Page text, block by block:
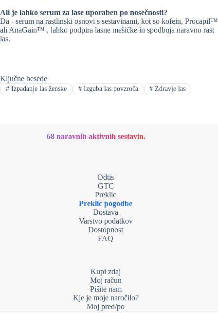
Ali je lahko serum za lase uporaben po nosečnosti?
Da - serum na rastlinski osnovi s sestavinami, kot so kofein, Procapil™
ali AnaGain™ , lahko podpira lasne mešičke in spodbuja naravno rast
las.
Ključne besede
#Izpadanje las ženske #Izguba las povzroča # Zdravje las
68 naravnih aktivnih sestavin.
Odtis
GTC
Preklic
Preklic pogodbe
Dostava
Varstvo podatkov
Dostopnost
FAQ
Kupi zdaj
Moj račun
Pišite nam
Kje je moje naročilo?
Moj pred/po